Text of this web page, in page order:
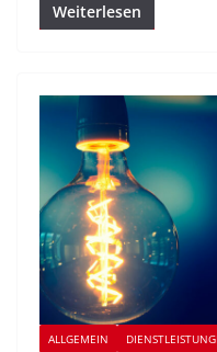
Weiterlesen
ALLGEMEIN